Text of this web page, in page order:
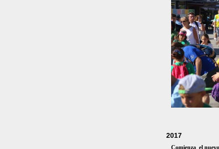
2017
Comienza el